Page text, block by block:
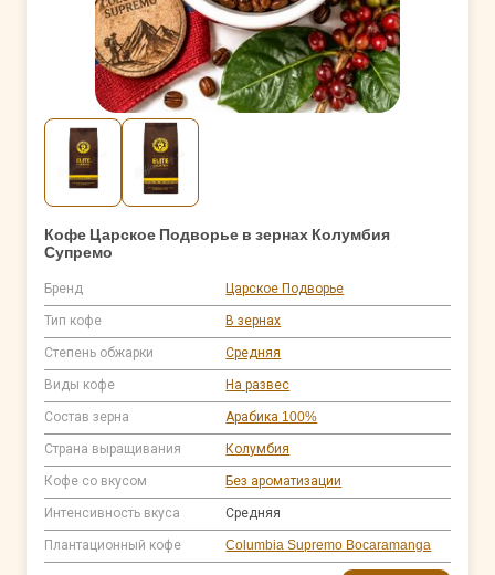
Кофе Царское Подворье в зернах Колумбия
Супремо
Бренд Царское Подворье
Тип кофе В зернах
Степень обжарки Средняя
Виды кофе На развес
Состав зерна Арабика 100%
Страна выращивания Колумбия
Кофе со вкусом Без ароматизации
Интенсивность вкуса Средняя
Плантационный кофе Columbia Supremo Bocaramanga